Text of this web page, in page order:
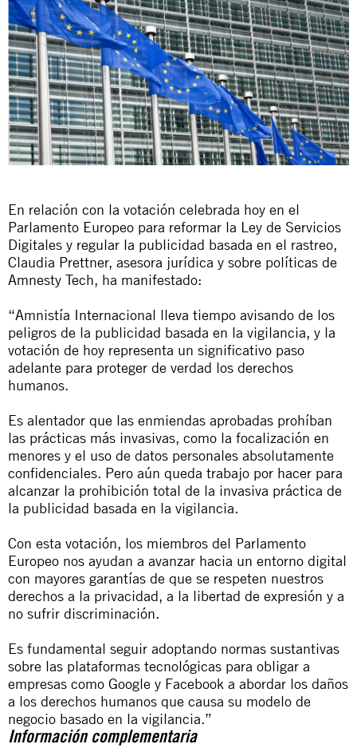
En relación con la votación celebrada hoy en el
Parlamento Europeo para reformar la Ley de Servicios
Digitales y regular la publicidad basada en el rastreo,
Claudia Prettner, asesora jurídica y sobre políticas de
Amnesty Tech, ha manifestado:
“Amnistía Internacional lleva tiempo avisando de los
peligros de la publicidad basada en la vigilancia, y la
votación de hoy representa un significativo paso
adelante para proteger de verdad los derechos
humanos.
Es alentador que las enmiendas aprobadas prohíban
las prácticas más invasivas, como la focalización en
menores y el uso de datos personales absolutamente
confidenciales. Pero aún queda trabajo por hacer para
alcanzar la prohibición total de la invasiva práctica de
la publicidad basada en la vigilancia.
Con esta votación, los miembros del Parlamento
Europeo nos ayudan a avanzar hacia un entorno digital
con mayores garantías de que se respeten nuestros
derechos a la privacidad, a la libertad de expresión y a
no sufrir discriminación.
Es fundamental seguir adoptando normas sustantivas
sobre las plataformas tecnológicas para obligar a
empresas como Google y Facebook a abordar los daños
a los derechos humanos que causa su modelo de
negocio basado en la vigilancia.”
Información complementaria